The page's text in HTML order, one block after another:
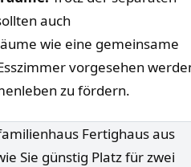
⁤auch
wie eine gemeinsame
vorgesehen
zu fördern.
Fertighaus aus
Sie günstig Platz für zwei